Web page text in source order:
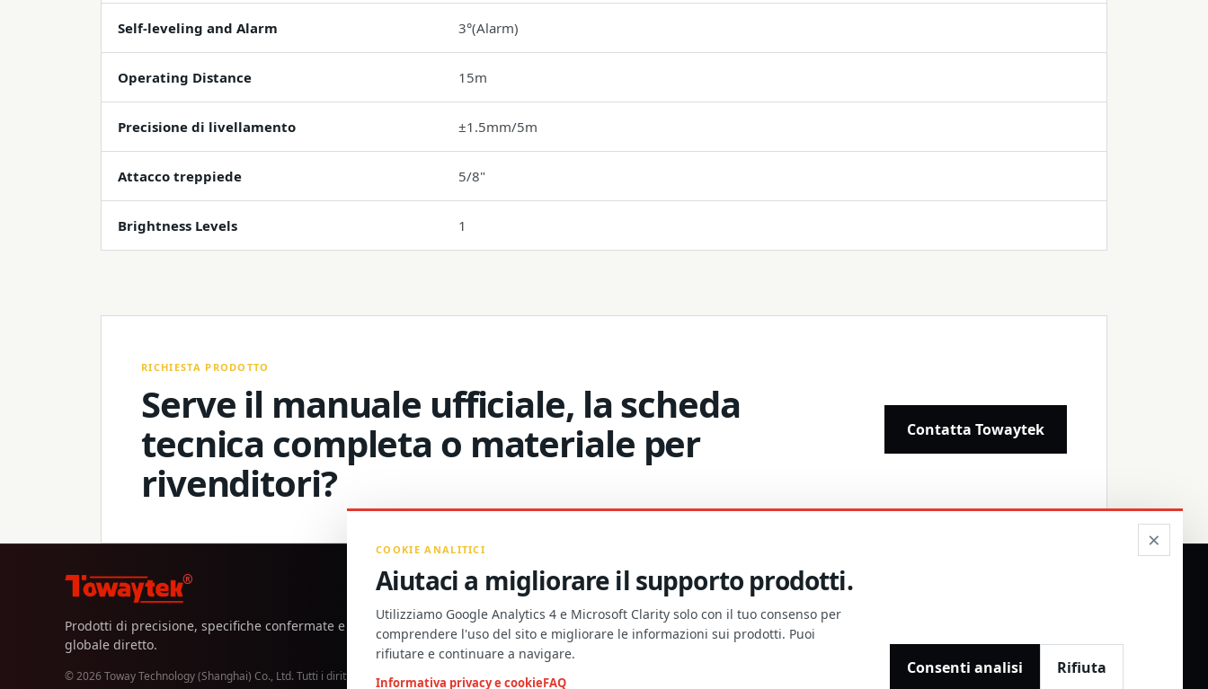
Self-leveling and Alarm 3°(Alarm)
Operating Distance 15m
Precisione di livellamento ±1.5mm/5m
Attacco treppiede 5/8"
Brightness Levels 1
RICHIESTA PRODOTTO
Serve il manuale ufficiale, la scheda
tecnica completa o materiale per
rivenditori?
Contatta Towaytek
®
Prodotti di precisione, specifiche confermate e supporto
globale diretto.
© 2026 Toway Technology (Shanghai) Co., Ltd. Tutti i diritti riservati.
MATERIALI DI PRODOTTO E COLLABORAZIONE RIVENDITORI
morgan@towaygroup.com
×
COOKIE ANALITICI
Aiutaci a migliorare il supporto prodotti.
Utilizziamo Google Analytics 4 e Microsoft Clarity solo con il tuo consenso per
comprendere l'uso del sito e migliorare le informazioni sui prodotti. Puoi
rifiutare e continuare a navigare.
Informativa privacy e cookieFAQ
Consenti analisi Rifiuta